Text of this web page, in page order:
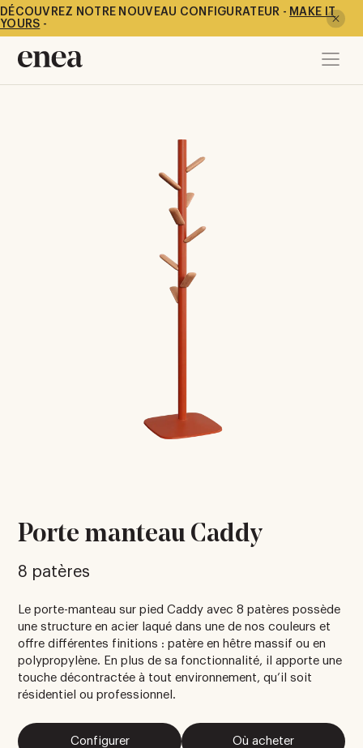
DÉCOUVREZ NOTRE NOUVEAU CONFIGURATEUR - MAKE IT
YOURS -
Porte manteau Caddy
8 patères
Le porte-manteau sur pied Caddy avec 8 patères possède
une structure en acier laqué dans une de nos couleurs et
offre différentes finitions : patère en hêtre massif ou en
polypropylène. En plus de sa fonctionnalité, il apporte une
touche décontractée à tout environnement, qu’il soit
résidentiel ou professionnel.
Configurer Où acheter